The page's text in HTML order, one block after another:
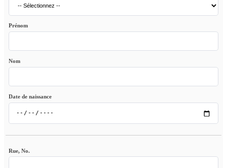
Prénom
Nom
Date de naissance
Rue, No.